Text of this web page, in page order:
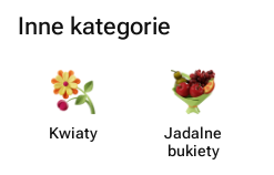
Inne kategorie
Kwiaty
Jadalne
bukiety